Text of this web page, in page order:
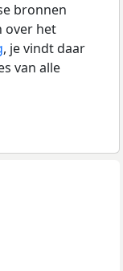
bronnen
over het
, je vindt daar
van alle